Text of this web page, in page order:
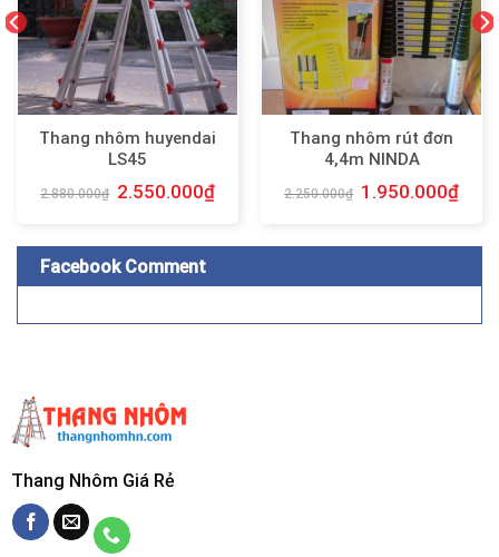
Thang nhôm huyendai
LS45
2.880.000₫ 2.550.000₫
Thang nhôm rút đơn
4,4m NINDA
2.250.000₫ 1.950.000₫
Facebook Comment
Thang Nhôm Giá Rẻ